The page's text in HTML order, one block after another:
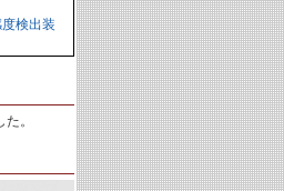
検出装
機シス
。